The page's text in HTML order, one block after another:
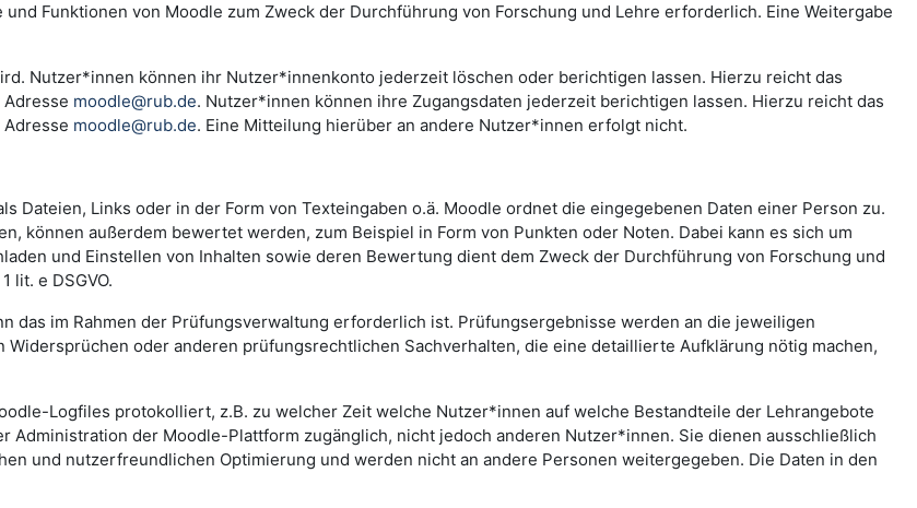
Funktionen von Moodle zum Zweck der Durchführung von Forschung und Lehre erforderlich. Eine Weitergabe
Nutzer*innen können ihr Nutzer*innenkonto jederzeit löschen oder berichtigen lassen. Hierzu reicht das
moodle@rub.de. Nutzer*innen können ihre Zugangsdaten jederzeit berichtigen lassen. Hierzu reicht das
moodle@rub.de. Eine Mitteilung hierüber an andere Nutzer*innen erfolgt nicht.
Dateien, Links oder in der Form von Texteingaben o.ä. Moodle ordnet die eingegebenen Daten einer Person zu.
können außerdem bewertet werden, zum Beispiel in Form von Punkten oder Noten. Dabei kann es sich um
und Einstellen von Inhalten sowie deren Bewertung dient dem Zweck der Durchführung von Forschung und
lit. e DSGVO.
das im Rahmen der Prüfungsverwaltung erforderlich ist. Prüfungsergebnisse werden an die jeweiligen
oder anderen prüfungsrechtlichen Sachverhalten, die eine detaillierte Aufklärung nötig machen,
Logfiles protokolliert, z.B. zu welcher Zeit welche Nutzer*innen auf welche Bestandteile der Lehrangebote
der Moodle-Plattform zugänglich, nicht jedoch anderen Nutzer*innen. Sie dienen ausschließlich
und nutzerfreundlichen Optimierung und werden nicht an andere Personen weitergegeben. Die Daten in den